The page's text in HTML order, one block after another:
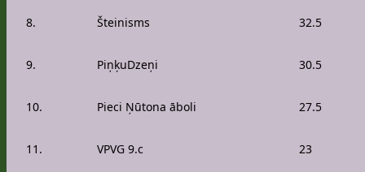
8. Šteinisms 32.5
9. PiņķuDzeņi 30.5
10. Pieci Ņūtona āboli 27.5
11. VPVG 9.c 23